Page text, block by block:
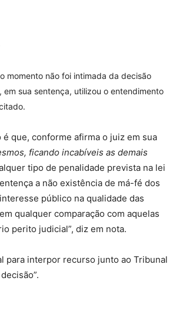
momento não foi intimada da decisão
sua sentença, utilizou o entendimento
que, conforme afirma o juiz em sua
ficando incabíveis as demais
tipo de penalidade prevista na lei
a não existência de má-fé dos
público na qualidade das
qualquer comparação com aquelas
perito judicial”, diz em nota.
para interpor recurso junto ao Tribunal